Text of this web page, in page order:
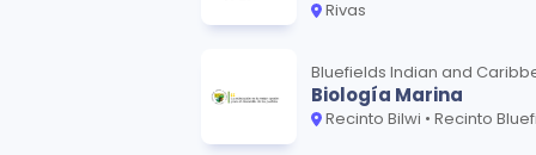
Rivas
Bluefields Indian and
Biología Marina
Recinto Bilwi • Recinto Bluefields •